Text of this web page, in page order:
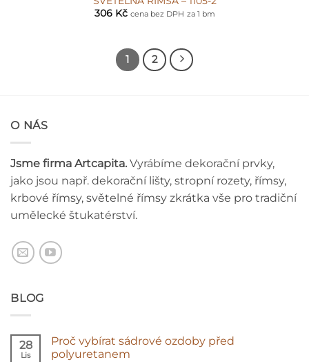
306 Kč cena bez DPH za 1 bm
1 2
O NÁS
Jsme firma Artcapita. Vyrábíme dekorační prvky,
jako jsou např. dekorační lišty, stropní rozety, římsy,
krbové římsy, světelné římsy zkrátka vše pro tradiční
umělecké štukatérství.
BLOG
28
Lis
Proč vybírat sádrové ozdoby před
polyuretanem